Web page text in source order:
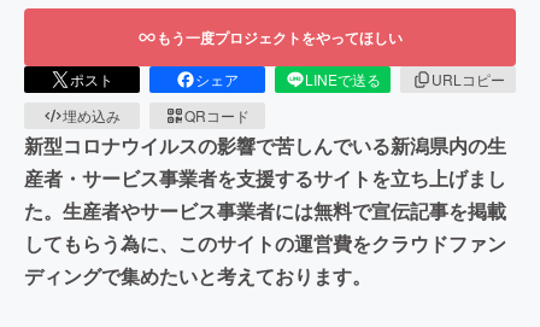
もう一度プロジェクトをやってほしい
ポスト シェア LINEで送る
URLコピー
埋め込み
QRコード
新型コロナウイルスの影響で苦しんでいる新潟県内の生
産者・サービス事業者を支援するサイトを立ち上げまし
た。生産者やサービス事業者には無料で宣伝記事を掲載
してもらう為に、このサイトの運営費をクラウドファン
ディングで集めたいと考えております。